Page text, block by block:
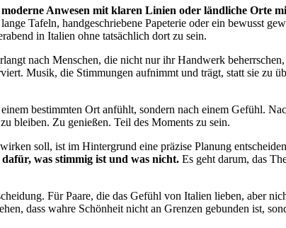
Anwesen mit klaren Linien oder ländliche Orte
Tafeln, handgeschriebene Papeterie oder ein bewusst
in Italien ohne tatsächlich dort zu sein.
nach Menschen, die nicht nur ihr Handwerk
Musik, die Stimmungen aufnimmt und trägt, statt sie zu
bestimmten Ort anfühlt, sondern nach einem Gefühl.
bleiben. Zu genießen. Teil des Moments zu sein.
soll, ist im Hintergrund eine präzise Planung
was stimmig ist und was nicht. Es geht darum, das
Für Paare, die das Gefühl von Italien lieben, aber
dass wahre Schönheit nicht an Grenzen gebunden ist,